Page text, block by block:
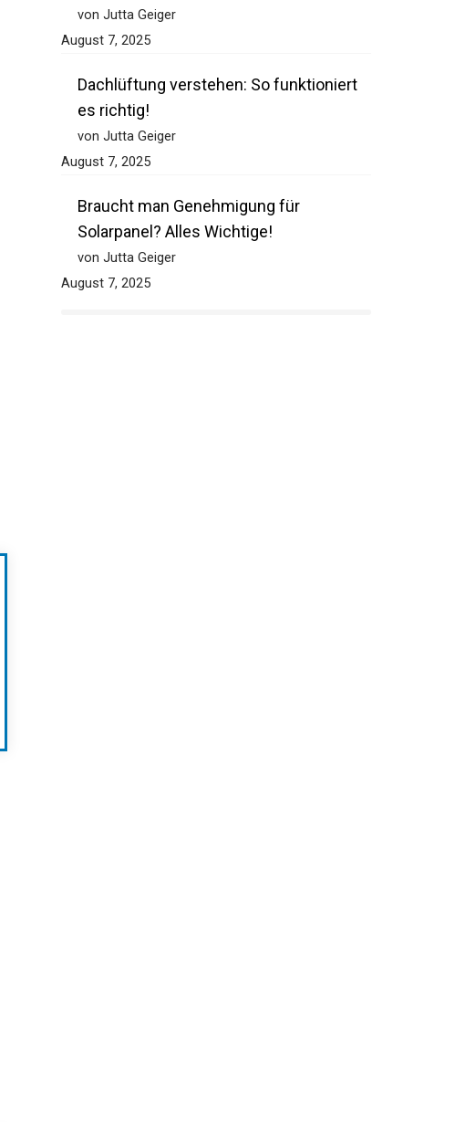
von Jutta Geiger
August 7, 2025
Dachlüftung verstehen: So funktioniert
es richtig!
von Jutta Geiger
August 7, 2025
Braucht man Genehmigung für
Solarpanel? Alles Wichtige!
von Jutta Geiger
August 7, 2025